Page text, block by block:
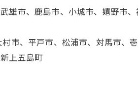
雄市、鹿島市、小城市、嬉野市
市、平戸市、松浦市、対馬市
上五島町